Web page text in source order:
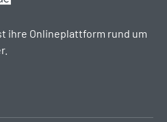
ihre Onlineplattform rund um